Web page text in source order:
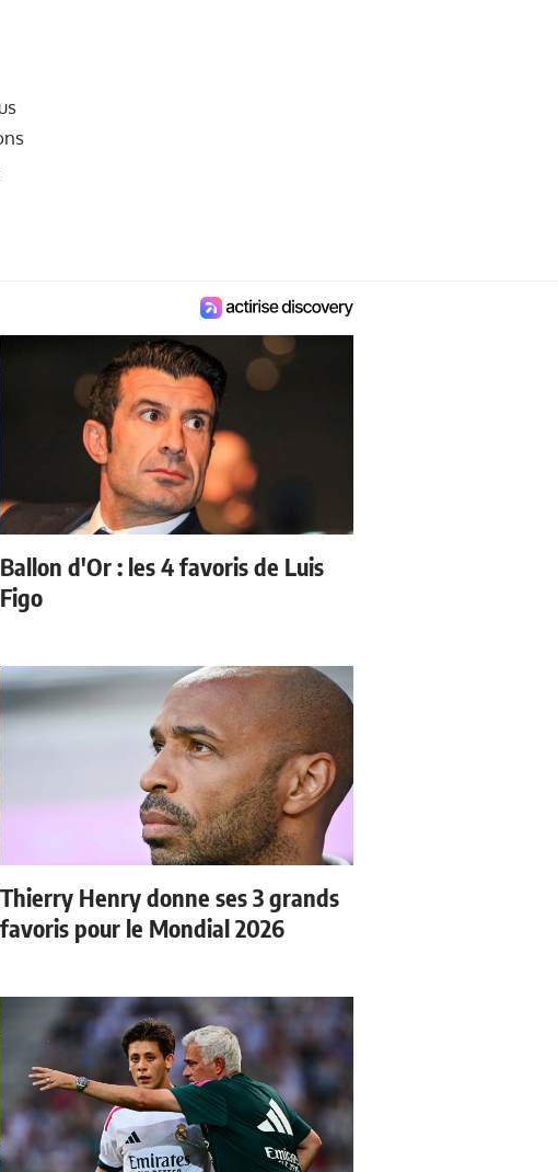
Ballon d'Or : les 4 favoris de Luis
Figo
Thierry Henry donne ses 3 grands
favoris pour le Mondial 2026